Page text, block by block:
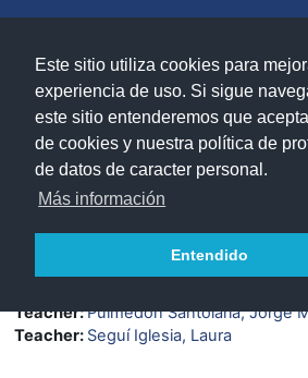
Este sitio utiliza cookies para
experiencia de uso. Si sigue
este sitio entenderemos que
de cookies y nuestra política de
de datos de caracter personal.
Más información
Entendido
Panel lateral
Información del curso
Física cuántica II (2024/2025)
Jiménez Puyuelo, María
Teacher:Puimedón Santolaria, Jorge
Teacher: Seguí Iglesia, Laura